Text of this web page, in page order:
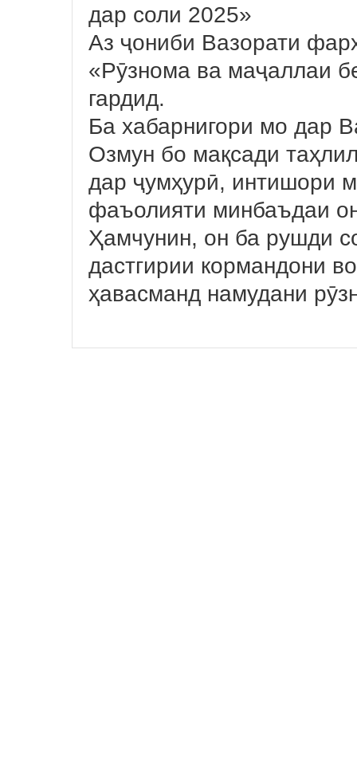
дар соли 2025»
Аз ҷониби Вазорати
«Рӯзнома ва маҷаллаи
гардид.
Ба хабарнигори мо дар
Озмун бо мақсади
дар ҷумҳурӣ, интишори
фаъолияти минбаъдаи
Ҳамчунин, он ба рушди
дастгирии кормандони
ҳавасманд намудани